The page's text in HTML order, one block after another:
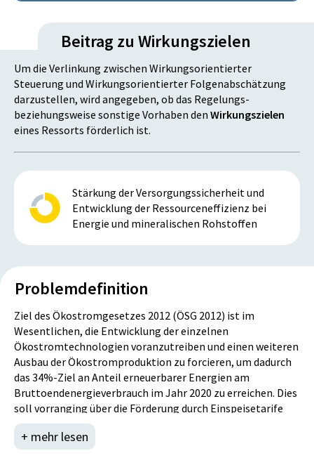
Beitrag zu Wirkungszielen
Um die Verlinkung zwischen Wirkungsorientierter
Steuerung und Wirkungsorientierter Folgenabschätzung
darzustellen, wird angegeben, ob das Regelungs-
beziehungsweise sonstige Vorhaben den Wirkungszielen
eines Ressorts förderlich ist.
Stärkung der Versorgungssicherheit und
Entwicklung der Ressourceneffizienz bei
Energie und mineralischen Rohstoffen
Problemdefinition
Ziel des Ökostromgesetzes 2012 (ÖSG 2012) ist im
Wesentlichen, die Entwicklung der einzelnen
Ökostromtechnologien voranzutreiben und einen weiteren
Ausbau der Ökostromproduktion zu forcieren, um dadurch
das 34%-Ziel an Anteil erneuerbarer Energien am
Bruttoendenergieverbrauch im Jahr 2020 zu erreichen. Dies
soll vorranging über die Förderung durch Einspeisetarife
der von Ökostromanlagen produzierten und in das
öffentliche Netz eingespeisten Elektrizität erfolgen.
+ mehr lesen